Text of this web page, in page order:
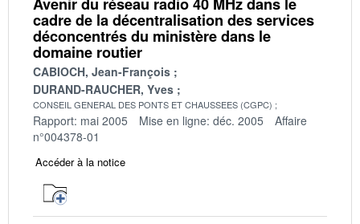
cadre de la décentralisation des services
déconcentrés du ministère dans le
domaine routier
CABIOCH, Jean-François
DURAND-RAUCHER, Yves
CONSEIL GENERAL DES PONTS ET CHAUSSEES (CGPC)
Rapport: mai 2005 Mise en ligne: déc. 2005
Affaire
n°004378-01
Accéder à la notice